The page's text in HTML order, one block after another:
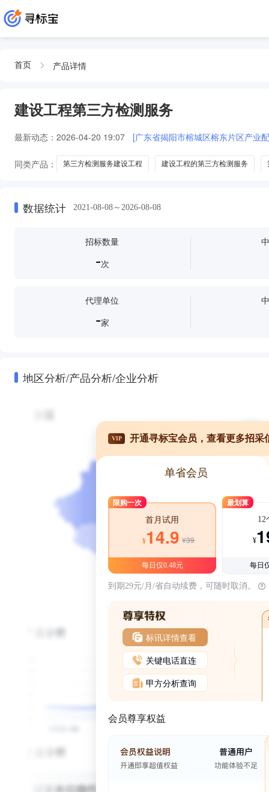
首页 产品详情
建设工程第三方检测服务
最新动态： 2026-04-20 19:07 [广东省揭阳市榕城区榕东片区产业
同类产品： 第三方检测服务建设工程 建设工程的第三方检测服务
数据统计 2021-08-08～2026-08-08
招标数量
-次
代理单位
-家
地区分析/产品分析/企业分析
VIP 开通寻标宝会员，查看更多招采
单省会员
限购一次
首月试用
¥14.9 ¥39
每日仅0.48元
最划算
12
¥
每日
到期29元/月/省自动续费，可随时取消。
标讯详情查看
关键电话直连
甲方分析查询
会员尊享权益